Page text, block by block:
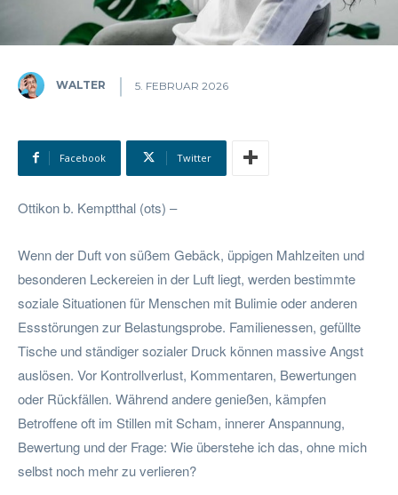
WALTER 5. FEBRUAR 2026
Facebook Twitter
Ottikon b. Kemptthal (ots) –
Wenn der Duft von süßem Gebäck, üppigen Mahlzeiten und
besonderen Leckereien in der Luft liegt, werden bestimmte
soziale Situationen für Menschen mit Bulimie oder anderen
Essstörungen zur Belastungsprobe. Familienessen, gefüllte
Tische und ständiger sozialer Druck können massive Angst
auslösen. Vor Kontrollverlust, Kommentaren, Bewertungen
oder Rückfällen. Während andere genießen, kämpfen
Betroffene oft im Stillen mit Scham, innerer Anspannung,
Bewertung und der Frage: Wie überstehe ich das, ohne mich
selbst noch mehr zu verlieren?